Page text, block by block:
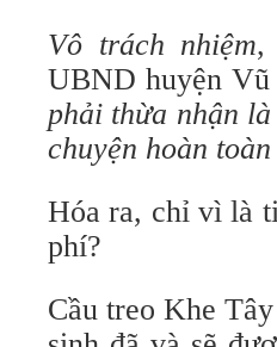
Vô trách nhiệm,
UBND huyện Vũ
phải thừa nhận
chuyện hoàn
Hóa ra, chỉ vì là
phí?
Cầu treo Khe